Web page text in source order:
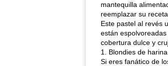
mantequilla
reemplazar su
Este pastel al revés
están
cobertura dulce y
1. Blondies de
Si eres fanático de